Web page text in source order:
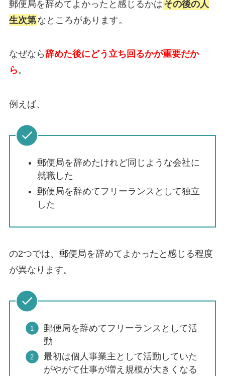
郵便局を辞めてよかったと感じるかは その後の人
生次第なところがあります。
なぜなら辞めた後にどう立ち回るかが重要だか
ら。
例えば、
郵便局を辞めたけれど同じような会社に
就職した
郵便局を辞めてフリーランスとして独立
した
の2つでは、 郵便局を辞めてよかったと感じる程度
が異なります。
郵便局を辞めてフリーランスとして活
動
最初は個人事業主として活動していた
がやがて仕事が増え規模が大きくなる